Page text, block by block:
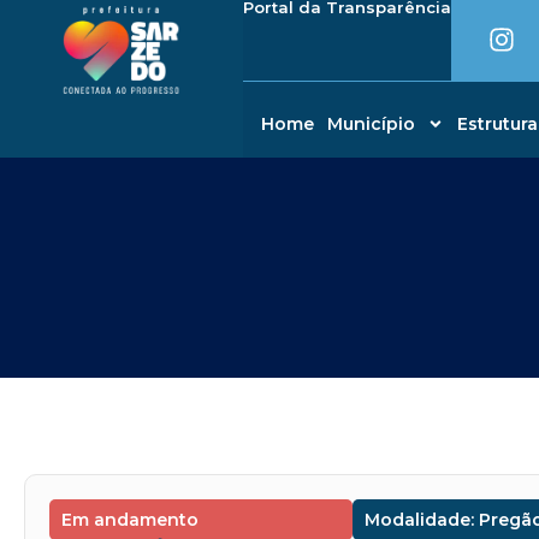
conteúdo Portal da Transparência
n
t
a
Home Município Estrutura
Em andamento Modalidade: